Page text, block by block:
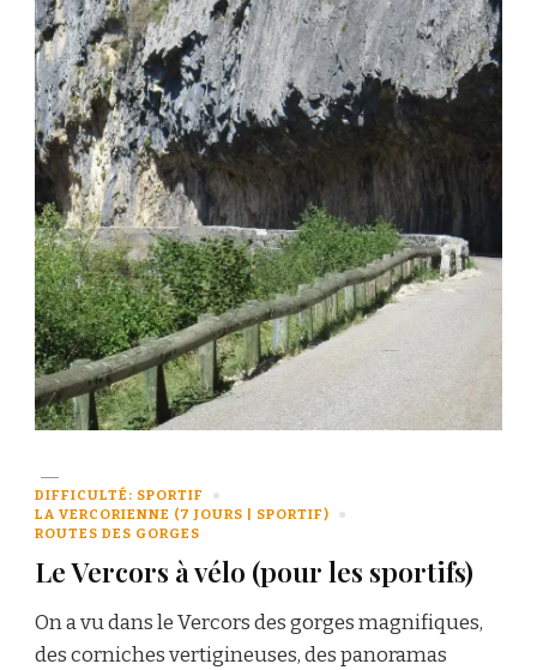
DIFFICULTÉ: SPORTIF
LA VERCORIENNE (7 JOURS | SPORTIF)
ROUTES DES GORGES
Le Vercors à vélo (pour les sportifs)
On a vu dans le Vercors des gorges magnifiques,
des corniches vertigineuses, des panoramas